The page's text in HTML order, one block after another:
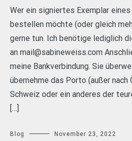
Wer ein signiertes Exemplar eines
bestellen möchte (oder gleich
gerne tun. Ich benötige lediglich
an mail@sabineweiss.com
meine Bankverbindung. Sie
übernehme das Porto (außer
Schweiz oder ein anderes der
[…]
Blog November 23, 2022